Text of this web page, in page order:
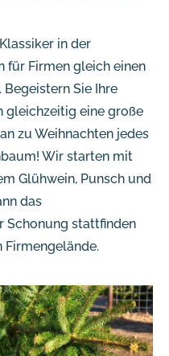
in der
für Firmen gleich einen
Sie Ihre
gleichzeitig eine große
zu Weihnachten jedes
Wir starten mit
Glühwein, Punsch und
das
Schonung stattfinden
Firmengelände.